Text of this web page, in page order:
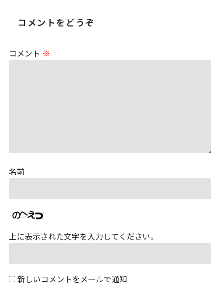
コメントをどうぞ
コメント ※
名前
上に表示された文字を入力してください。
新しいコメントをメールで通知